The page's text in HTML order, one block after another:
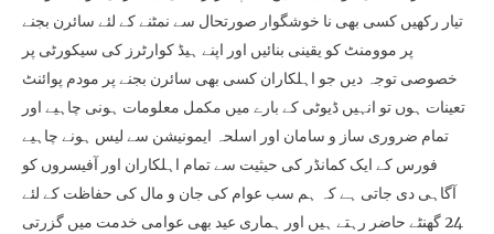
تیار رکھیں کسی بھی نا خوشگوار صورتحال سے نمٹنے کے لئے سائرن بجنے
پر موومنٹ کو یقینی بنائیں اور اپنے ہیڈ کوارٹرز کی سیکورٹی پر
خصوصی توجہ دیں جو اہلکاران کسی بھی سائرن بجنے پر مودم پوائنٹ
تعینات ہوں تو انہیں ڈیوٹی کے بارے میں مکمل معلومات ہونی چاہیے اور
تمام ضروری ساز و سامان اور اسلحہ ایمونیشن سے لیس ہونے چاہیے
فورس کے ایک کمانڈر کی حیثیت سے تمام اہلکاران اور آفیسروں کو
آگاہی دی جاتی ہے کہ ہم سب عوام کی جان و مال کی حفاظت کے لئے
24 گھنٹے حاضر رہتے ہیں اور ہماری عید بھی عوامی خدمت میں گزرتی